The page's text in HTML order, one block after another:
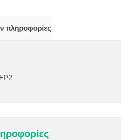
πληροφορίες